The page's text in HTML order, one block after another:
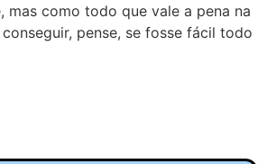
mas como todo que vale a pena na
pense, se fosse fácil todo